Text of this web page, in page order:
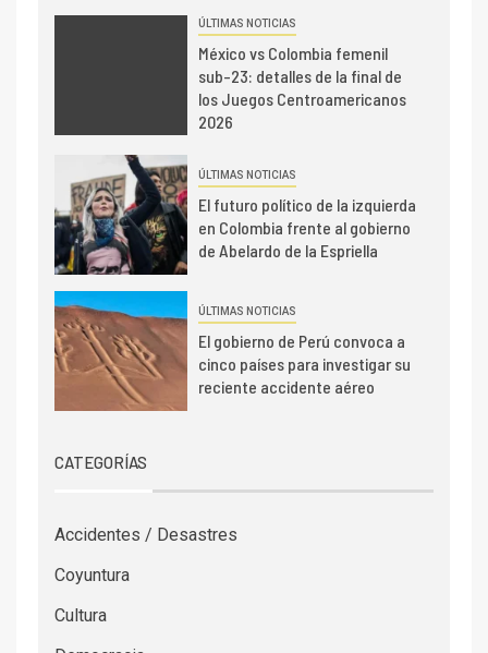
ÚLTIMAS NOTICIAS
México vs Colombia femenil
sub-23: detalles de la final de
los Juegos Centroamericanos
2026
ÚLTIMAS NOTICIAS
El futuro político de la izquierda
en Colombia frente al gobierno
de Abelardo de la Espriella
ÚLTIMAS NOTICIAS
El gobierno de Perú convoca a
cinco países para investigar su
reciente accidente aéreo
CATEGORÍAS
Accidentes / Desastres
Coyuntura
Cultura